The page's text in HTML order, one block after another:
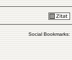
Social Bookmarks: